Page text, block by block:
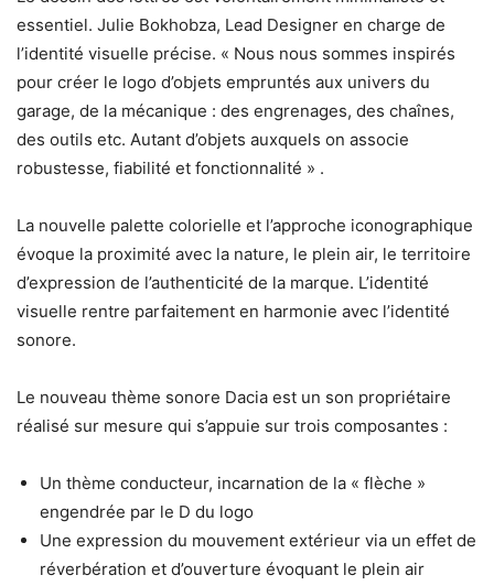
essentiel. Julie Bokhobza, Lead Designer en charge de
l’identité visuelle précise. « Nous nous sommes inspirés
pour créer le logo d’objets empruntés aux univers du
garage, de la mécanique : des engrenages, des chaînes,
des outils etc. Autant d’objets auxquels on associe
robustesse, fiabilité et fonctionnalité » .
La nouvelle palette colorielle et l’approche iconographique
évoque la proximité avec la nature, le plein air, le territoire
d’expression de l’authenticité de la marque. L’identité
visuelle rentre parfaitement en harmonie avec l’identité
sonore.
Le nouveau thème sonore Dacia est un son propriétaire
réalisé sur mesure qui s’appuie sur trois composantes :
Un thème conducteur, incarnation de la « flèche »
engendrée par le D du logo
Une expression du mouvement extérieur via un effet de
réverbération et d’ouverture évoquant le plein air